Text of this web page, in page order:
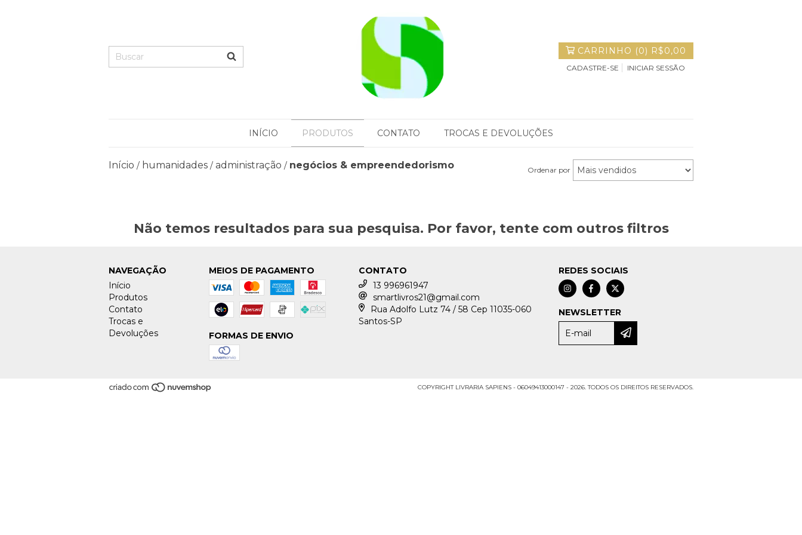
CARRINHO (0) R$0,00
CADASTRE-SE INICIAR SESSÃO
INÍCIO PRODUTOS CONTATO TROCAS E DEVOLUÇÕES
Início / humanidades / administração / negócios & empreendedorismo Ordenar por
Não temos resultados para sua pesquisa. Por favor, tente com outros filtros
NAVEGAÇÃO
Início
Produtos
Contato
Trocas e
Devoluções
MEIOS DE PAGAMENTO
FORMAS DE ENVIO
CONTATO
13 996961947
smartlivros21@gmail.com
Rua Adolfo Lutz 74 / 58 Cep 11035-060
Santos-SP
REDES SOCIAIS
NEWSLETTER
COPYRIGHT LIVRARIA SAPIENS - 06049413000147 - 2026. TODOS OS DIREITOS RESERVADOS.